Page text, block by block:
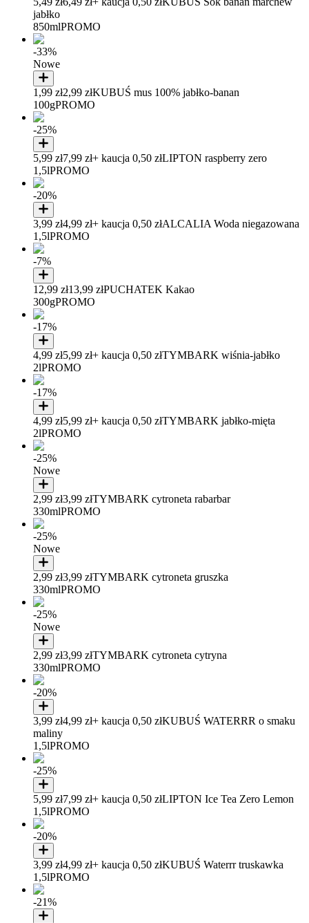
jabłko
850mlPROMO
-33%
Nowe
1,99 zł2,99 złKUBUŚ mus 100% jabłko-banan
100gPROMO
-25%
5,99 zł7,99 zł+ kaucja 0,50 złLIPTON raspberry zero
1,5lPROMO
-20%
3,99 zł4,99 zł+ kaucja 0,50 złALCALIA Woda niegazowana
1,5lPROMO
-7%
12,99 zł13,99 złPUCHATEK Kakao
300gPROMO
-17%
4,99 zł5,99 zł+ kaucja 0,50 złTYMBARK wiśnia-jabłko
2lPROMO
-17%
4,99 zł5,99 zł+ kaucja 0,50 złTYMBARK jabłko-mięta
2lPROMO
-25%
Nowe
2,99 zł3,99 złTYMBARK cytroneta rabarbar
330mlPROMO
-25%
Nowe
2,99 zł3,99 złTYMBARK cytroneta gruszka
330mlPROMO
-25%
Nowe
2,99 zł3,99 złTYMBARK cytroneta cytryna
330mlPROMO
-20%
3,99 zł4,99 zł+ kaucja 0,50 złKUBUŚ WATERRR o smaku
maliny
1,5lPROMO
-25%
5,99 zł7,99 zł+ kaucja 0,50 złLIPTON Ice Tea Zero Lemon
1,5lPROMO
-20%
3,99 zł4,99 zł+ kaucja 0,50 złKUBUŚ Waterrr truskawka
1,5lPROMO
-21%